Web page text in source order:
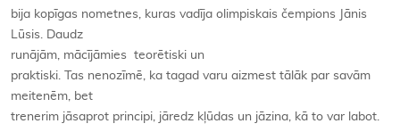
bija kopīgas nometnes, kuras vadīja olimpiskais čempions Jānis
Lūsis. Daudz
runājām, mācījāmies teorētiski un
praktiski. Tas nenozīmē, ka tagad varu aizmest tālāk par savām
meitenēm, bet
trenerim jāsaprot principi, jāredz kļūdas un jāzina, kā to var labot.